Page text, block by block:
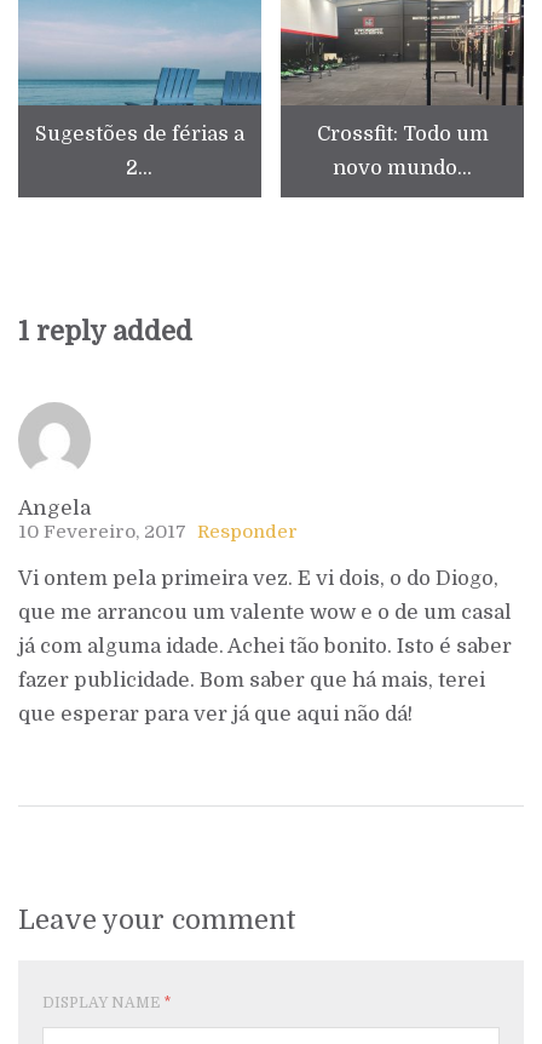
Sugestões de férias a
2...
Crossfit: Todo um
novo mundo...
1 reply added
Angela
10 Fevereiro, 2017 Responder
Vi ontem pela primeira vez. E vi dois, o do Diogo,
que me arrancou um valente wow e o de um casal
já com alguma idade. Achei tão bonito. Isto é saber
fazer publicidade. Bom saber que há mais, terei
que esperar para ver já que aqui não dá!
Leave your comment
DISPLAY NAME *